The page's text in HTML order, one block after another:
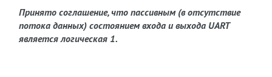
Принято соглашение, что пассивным (в отсутствие
потока данных) состоянием входа и выхода UART
является логическая 1.